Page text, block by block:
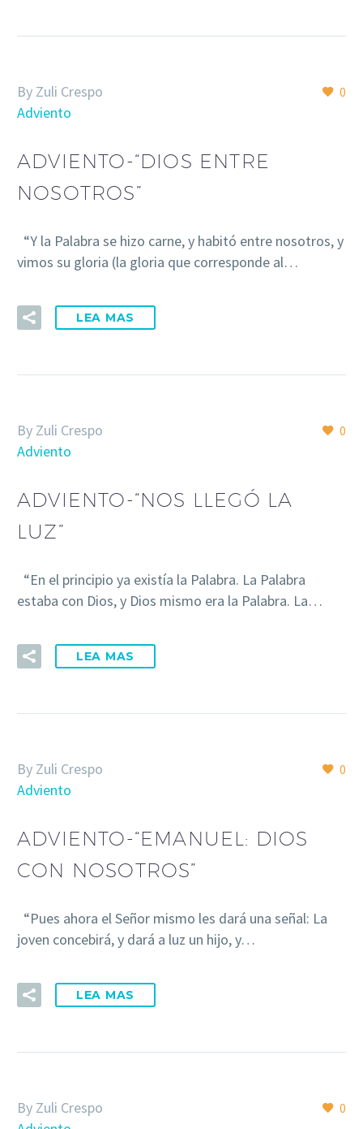
0
By Zuli Crespo
Adviento
ADVIENTO-“DIOS ENTRE
NOSOTROS”
“Y la Palabra se hizo carne, y habitó entre nosotros, y
vimos su gloria (la gloria que corresponde al…
LEA MAS
0
By Zuli Crespo
Adviento
ADVIENTO-“NOS LLEGÓ LA
LUZ”
“En el principio ya existía la Palabra. La Palabra
estaba con Dios, y Dios mismo era la Palabra. La…
LEA MAS
0
By Zuli Crespo
Adviento
ADVIENTO-“EMANUEL: DIOS
CON NOSOTROS”
“Pues ahora el Señor mismo les dará una señal: La
joven concebirá, y dará a luz un hijo, y…
LEA MAS
0
By Zuli Crespo